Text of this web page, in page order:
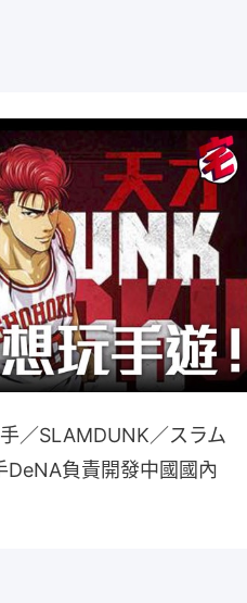
／SLAMDUNK／スラム
DeNA負責開發中國國內